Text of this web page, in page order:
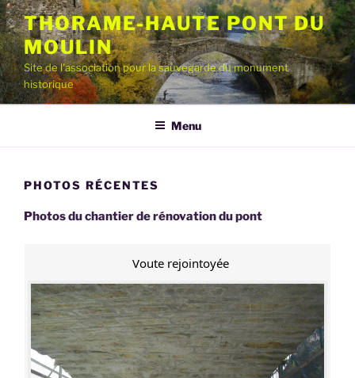
Aller
au
contenu
principal
THORAME-HAUTE PONT DU
MOULIN
Site de l'association pour la sauvegarde du monument
historique
Menu
PHOTOS RÉCENTES
Photos du chantier de rénovation du pont
Voute rejointoyée